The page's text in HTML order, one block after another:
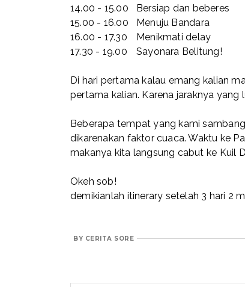
14.00 - 15.00
Bersiap dan beberes
15.00 - 16.00
Menuju Bandara
16.00 - 17.30
Menikmati delay
17.30 - 19.00
Sayonara Belitung!
Di hari pertama kalau emang kalian
pertama kalian. Karena jaraknya
Beberapa tempat yang kami
dikarenakan faktor cuaca. Waktu ke
makanya kita langsung cabut ke Kuil
Okeh sob!
demikianlah itinerary setelah 3 hari 2
BY CERITA SORE